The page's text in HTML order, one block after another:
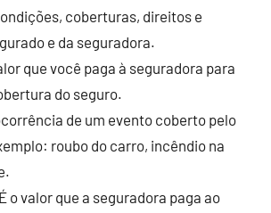
coberturas, direitos e
e da seguradora.
que você paga à seguradora para
do seguro.
de um evento coberto pelo
roubo do carro, incêndio na
É o valor que a seguradora paga ao